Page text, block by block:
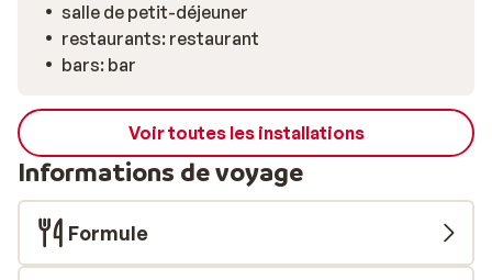
salle de petit-déjeuner
restaurants: restaurant
bars: bar
Voir toutes les installations
Informations de voyage
Formule